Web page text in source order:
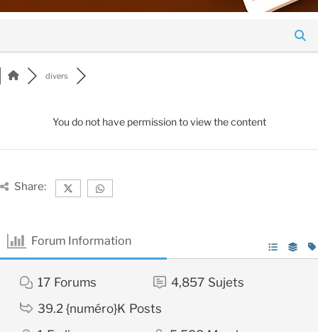
divers
You do not have permission to view the content
Share:
Forum Information
17 Forums 4,857 Sujets
39.2 {numéro}K Posts